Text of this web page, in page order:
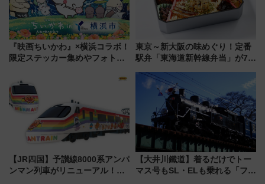
『映画ちいかわ』×横浜コラボ！
限定ステッカー集めやフォトス
いを満喫しよう（花火鑑賞会応
募は7/12まで！）
東京～新大阪の味めぐり！定番
駅弁「東海道新幹線弁当」が7月
【JR四国】予讃線8000系アンパ
ンマン列車がリニューアル！内
【大井川鐵道】着るだけでトー
マス号もSL・ELも乗れる「フリ